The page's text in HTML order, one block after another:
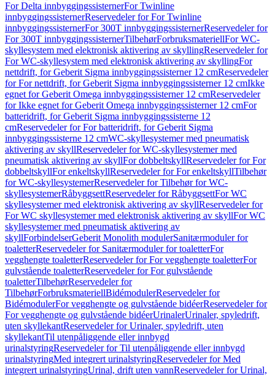
For Delta innbyggingssisternerFor Twinline
innbyggingssisternerReservedeler for For Twinline
innbyggingssisternerFor 300T innbyggingssisternerReservedeler for
For 300T innbyggingssisternerTilbehørForbruksmateriellFor WC-
skyllesystem med elektronisk aktivering av skyllingReservedeler for
For WC-skyllesystem med elektronisk aktivering av skyllingFor
nettdrift, for Geberit Sigma innbyggingssisterner 12 cmReservedeler
for For nettdrift, for Geberit Sigma innbyggingssisterner 12 cmIkke
egnet for Geberit Omega innbyggingssisterner 12 cmReservedeler
for Ikke egnet for Geberit Omega innbyggingssisterner 12 cmFor
batteridrift, for Geberit Sigma innbyggingssisterne 12
cmReservedeler for For batteridrift, for Geberit Sigma
innbyggingssisterne 12 cmWC-skyllesystemer med pneumatisk
aktivering av skyllReservedeler for WC-skyllesystemer med
pneumatisk aktivering av skyllFor dobbeltskyllReservedeler for For
dobbeltskyllFor enkeltskyllReservedeler for For enkeltskyllTilbehør
for WC-skyllesystemerReservedeler for Tilbehør for WC-
skyllesystemerRåbyggsettReservedeler for RåbyggsettFor WC
skyllesystemer med elektronisk aktivering av skyllReservedeler for
For WC skyllesystemer med elektronisk aktivering av skyllFor WC
skyllesystemer med pneumatisk aktivering av
skyllForbindelserGeberit Monolith modulerSanitærmoduler for
toaletterReservedeler for Sanitærmoduler for toaletterFor
vegghengte toaletterReservedeler for For vegghengte toaletterFor
gulvstående toaletterReservedeler for For gulvstående
toaletterTilbehørReservedeler for
TilbehørForbruksmateriellBidémodulerReservedeler for
BidémodulerFor vegghengte og gulvstående bidéerReservedeler for
For vegghengte og gulvstående bidéerUrinalerUrinaler, spyledrift,
uten skyllekantReservedeler for Urinaler, spyledrift, uten
skyllekantTil utenpåliggende eller innbygd
urinalstyringReservedeler for Til utenpåliggende eller innbygd
urinalstyringMed integrert urinalstyringReservedeler for Med
integrert urinalstyringUrinal, drift uten vannReservedeler for Urinal,